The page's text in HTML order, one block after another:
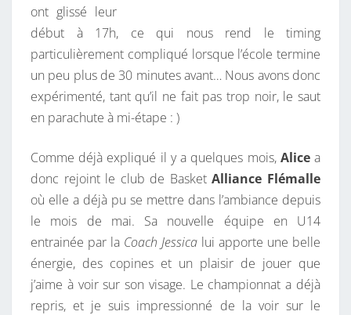
U
R
U
N
O
U
R
!
ont glissé leur
début à 17h, ce qui nous rend le timing
particulièrement compliqué lorsque l’école termine
un peu plus de 30 minutes avant… Nous avons donc
expérimenté, tant qu’il ne fait pas trop noir, le saut
en parachute à mi-étape : )
Comme déjà expliqué il y a quelques mois, Alicea
donc rejoint le club de BasketAlliance Flémalle
où elle a déjà pu se mettre dans l’ambiance depuis
le mois de mai. Sa nouvelle équipe en U14
entrainée par la Coach Jessica lui apporte une belle
énergie, des copines et un plaisir de jouer que
j’aime à voir sur son visage. Le championnat a déjà
repris, et je suis impressionné de la voir sur le